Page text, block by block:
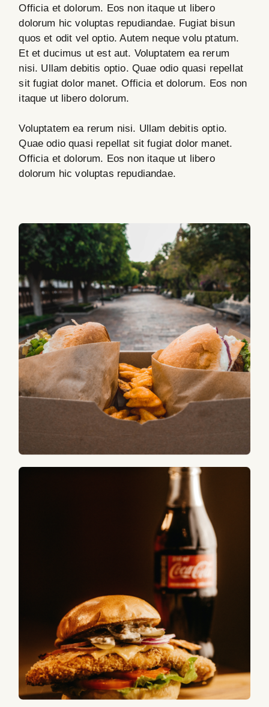
Officia et dolorum. Eos non itaque ut libero
dolorum hic voluptas repudiandae. Fugiat bisun
quos et odit vel optio. Autem neque volu ptatum.
Et et ducimus ut est aut. Voluptatem ea rerum
nisi. Ullam debitis optio. Quae odio quasi repellat
sit fugiat dolor manet. Officia et dolorum. Eos non
itaque ut libero dolorum.
Voluptatem ea rerum nisi. Ullam debitis optio.
Quae odio quasi repellat sit fugiat dolor manet.
Officia et dolorum. Eos non itaque ut libero
dolorum hic voluptas repudiandae.